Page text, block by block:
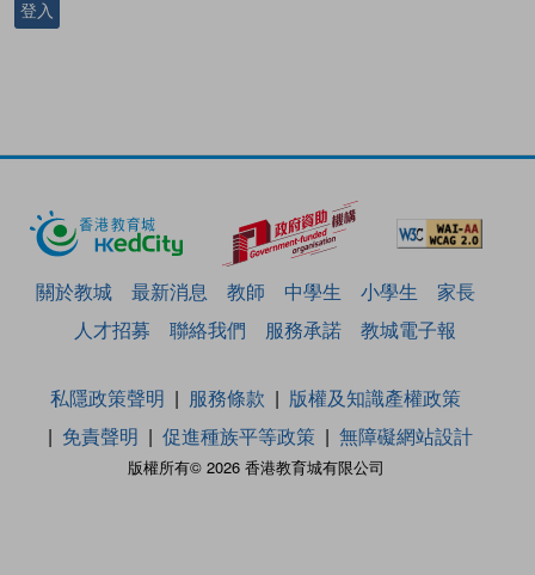
登入
關於教城 最新消息 教師 中學生 小學生
家長
人才招募
聯絡我們 服務承諾 教城電子報
版權所有© 2026 香港教育城有限公司
私隱政策聲明 服務條款
版權及知識產權政策
免責聲明
促進種族平等政策 無障礙網站設計